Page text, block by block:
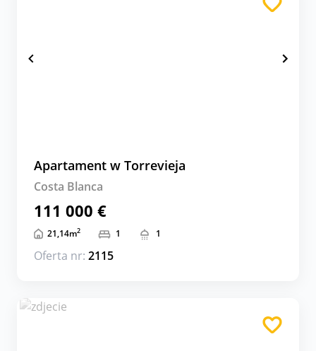
Apartament w Torrevieja
Costa Blanca
111 000 €
21,14m2 1 1
Oferta nr: 2115